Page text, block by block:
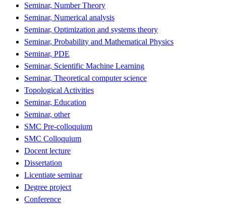
Seminar, Number Theory
Seminar, Numerical analysis
Seminar, Optimization and systems theory
Seminar, Probability and Mathematical Physics
Seminar, PDE
Seminar, Scientific Machine Learning
Seminar, Theoretical computer science
Topological Activities
Seminar, Education
Seminar, other
SMC Pre-colloquium
SMC Colloquium
Docent lecture
Dissertation
Licentiate seminar
Degree project
Conference